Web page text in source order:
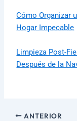
Cómo Organizar
Hogar Impecable
Limpieza Post-
Después de la
ANTERIOR